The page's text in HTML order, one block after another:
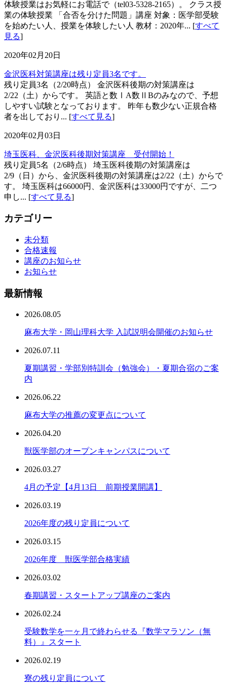
体験授業はお気軽にお電話で（tel03-5328-2165）。 クラス授
業の体験授業 「合否を分けた問題」講座 対象：医学部受験
を始めたい人、授業を体験したい人 教材：2020年... [すべて
見る]
2020年02月20日
金沢医科対策講座は残り定員3名です。
残り定員3名（2/20時点） 金沢医科後期の対策講座は
2/22（土）からです。 英語と数ⅠA数ⅡBのみなので、予想
しやすい試験となっております。 昨年も数少ない正規合格
者を出しており... [すべて見る]
2020年02月03日
埼玉医科、金沢医科後期対策講座 受付開始！
残り定員5名（2/6時点） 埼玉医科後期の対策講座は
2/9（日）から、金沢医科後期の対策講座は2/22（土）からで
す。 埼玉医科は66000円、金沢医科は33000円ですが、二つ
申し... [すべて見る]
カテゴリー
未分類
合格速報
講座のお知らせ
お知らせ
最新情報
2026.08.05
麻布大学・岡山理科大学 入試説明会開催のお知らせ
2026.07.11
夏期講習・学部別特訓会（勉強会）・夏期合宿のご案
内
2026.06.22
麻布大学の推薦の変更点について
2026.04.20
獣医学部のオープンキャンパスについて
2026.03.27
4月の予定【4月13日 前期授業開講】
2026.03.19
2026年度の残り定員について
2026.03.15
2026年度 獣医学部合格実績
2026.03.02
春期講習・スタートアップ講座のご案内
2026.02.24
受験数学を一ヶ月で終わらせる『数学マラソン（無
料）』スタート
2026.02.19
寮の残り定員について